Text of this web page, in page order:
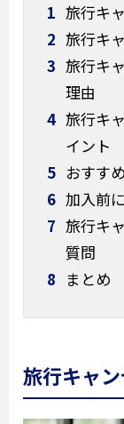
1 旅行キ
2 旅行キ
3 旅行キ
理由
4 旅行キ
イント
5 おすす
6 加入前
7 旅行キ
質問
8 まとめ
旅行キャ